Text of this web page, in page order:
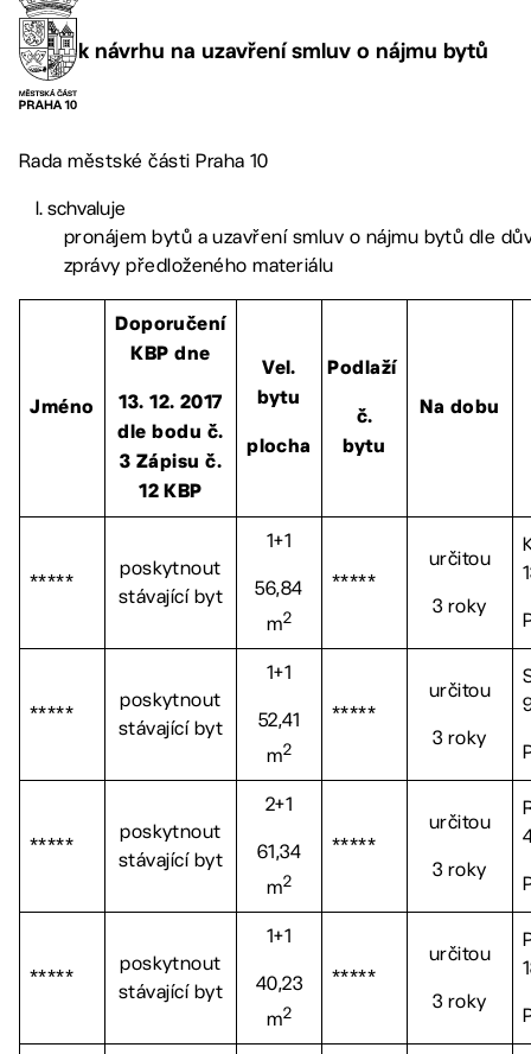
k návrhu na uzavření smluv o nájmu bytů
Rada městské části Praha 10
schvaluje
pronájem bytů a uzavření smluv o nájmu bytů dle
zprávy předloženého materiálu
Jméno
Doporučení
KBP dne
13. 12. 2017
dle bodu č.
3 Zápisu č.
12 KBP
Vel.
bytu
plocha
Podlaží
č.
bytu
Na dobu
*****
poskytnout
stávající byt
1+1
56,84
m2
*****
určitou
3 roky
*****
poskytnout
stávající byt
1+1
52,41
m2
*****
určitou
3 roky
*****
poskytnout
stávající byt
2+1
61,34
m2
*****
určitou
3 roky
*****
poskytnout
stávající byt
1+1
40,23
m2
*****
určitou
3 roky